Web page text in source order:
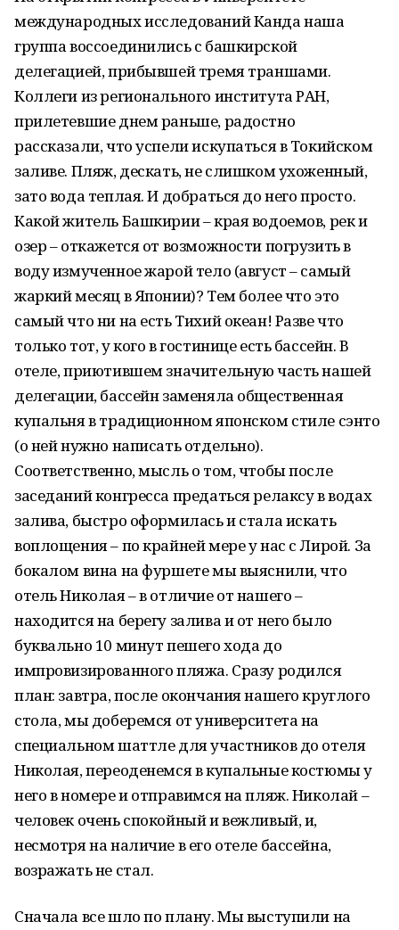
международных исследований Канда наша
группа воссоединились с башкирской
делегацией, прибывшей тремя траншами.
Коллеги из регионального института РАН,
прилетевшие днем раньше, радостно
рассказали, что успели искупаться в Токийском
заливе. Пляж, дескать, не слишком ухоженный,
зато вода теплая. И добраться до него просто.
Какой житель Башкирии – края водоемов, рек и
озер – откажется от возможности погрузить в
воду измученное жарой тело (август – самый
жаркий месяц в Японии)? Тем более что это
самый что ни на есть Тихий океан! Разве что
только тот, у кого в гостинице есть бассейн. В
отеле, приютившем значительную часть нашей
делегации, бассейн заменяла общественная
купальня в традиционном японском стиле сэнто
(о ней нужно написать отдельно).
Соответственно, мысль о том, чтобы после
заседаний конгресса предаться релаксу в водах
залива, быстро оформилась и стала искать
воплощения – по крайней мере у нас с Лирой. За
бокалом вина на фуршете мы выяснили, что
отель Николая – в отличие от нашего –
находится на берегу залива и от него было
буквально 10 минут пешего хода до
импровизированного пляжа. Сразу родился
план: завтра, после окончания нашего круглого
стола, мы доберемся от университета на
специальном шаттле для участников до отеля
Николая, переоденемся в купальные костюмы у
него в номере и отправимся на пляж. Николай –
человек очень спокойный и вежливый, и,
несмотря на наличие в его отеле бассейна,
возражать не стал.
Сначала все шло по плану. Мы выступили на